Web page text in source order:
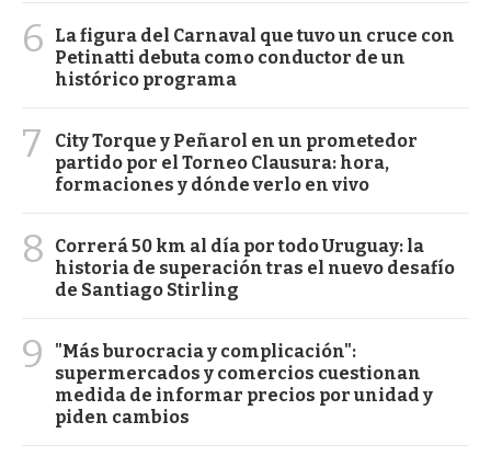
6
La figura del Carnaval que tuvo un cruce con
Petinatti debuta como conductor de un
histórico programa
7
City Torque y Peñarol en un prometedor
partido por el Torneo Clausura: hora,
formaciones y dónde verlo en vivo
8
Correrá 50 km al día por todo Uruguay: la
historia de superación tras el nuevo desafío
de Santiago Stirling
9
"Más burocracia y complicación":
supermercados y comercios cuestionan
medida de informar precios por unidad y
piden cambios